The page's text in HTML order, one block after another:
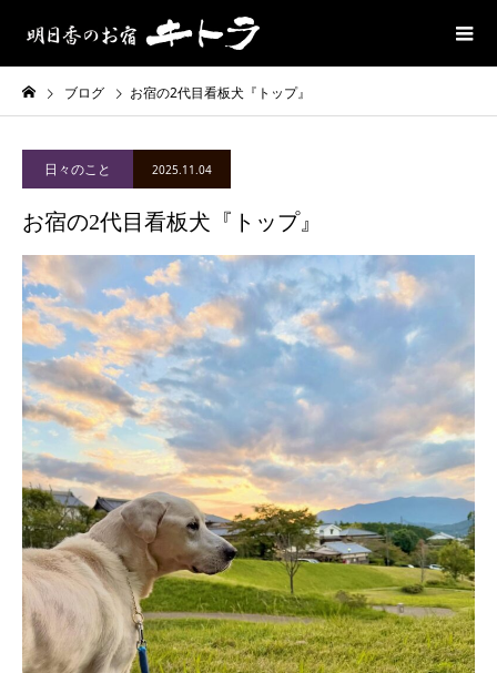
ブログ お宿の2代目看板犬『トップ』
日々のこと 2025.11.04
お宿の2代目看板犬『トップ』